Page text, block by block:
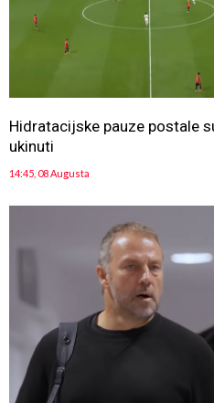
Hidratacijske pauze postale
ukinuti
14:45, 08 Augusta